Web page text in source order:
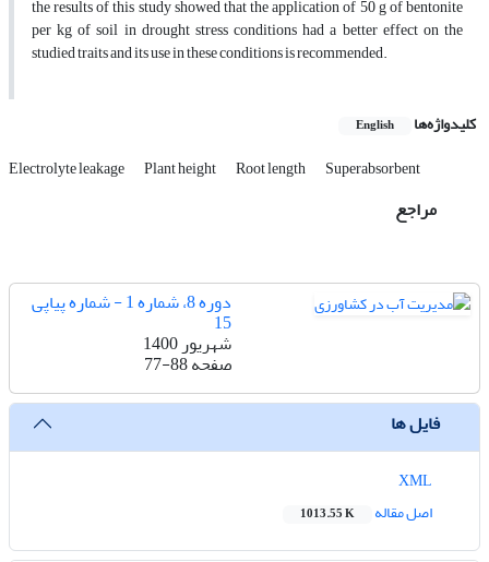
the results of this study showed that the application of 50 g of bentonite
per kg of soil in drought stress conditions had a better effect on the
studied traits and its use in these conditions is recommended.
کلیدواژه‌ها English
Electrolyte leakage Plant height Root length Superabsorbent
مراجع
دوره 8، شماره 1 - شماره پیاپی
15
شهریور 1400
صفحه77-88
فایل ها
اصل مقاله
1013.55 K